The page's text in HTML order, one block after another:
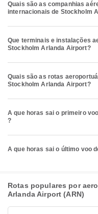
Quais são as companhias
internacionais de Stockholm
Que terminais e instalações
Stockholm Arlanda Airport?
Quais são as rotas
Stockholm Arlanda Airport?
A que horas sai o primeiro
?
A que horas sai o último voo
Rotas populares por
Arlanda Airport (ARN)